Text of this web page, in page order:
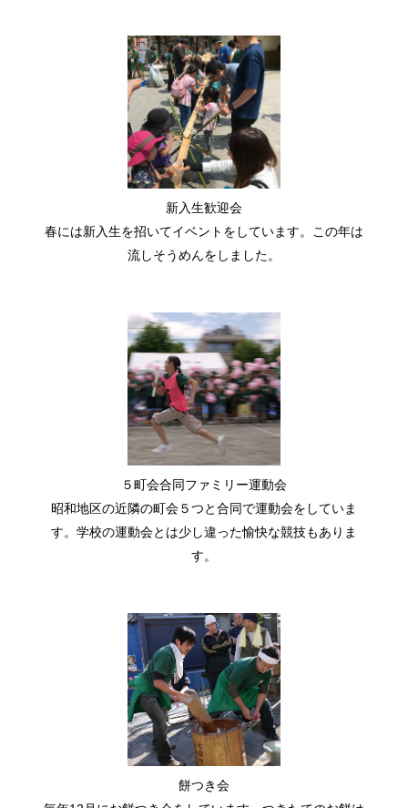
令和5年 氷川神社例大祭 文園町会貸し
半纏申込ページ
が完成しました。お申し込み締め切りは9月8日です。
ご報告遅くなりましたが、先日行われたファミリー運動
会で、文園町会王座奪還！優勝しました！
6月18日（日）には、ファミリー運動会です。お申し込み
絶賛受付中です。今年は、運動会の後、４年ぶりにカレ
今週日曜日（23日）はファミリー運動会です。当日参加
も受け付けていますので、ぜひ会場にお越しください。
本日の例大祭 山車の町内巡行1部、2部、プチ縁日は、
台風接近による大雨が予想されるため、中止といたしま
す。
なお、山車巡行で配布予定だったお菓子を、10:00〜
11:00 昭和区民活動センターにて配布をします。
ファミリー運動会 の参加者募集しています。
貸し半纏の「小若」サイズの貸し出し枚数に達しまし
た。山車巡行は普段着でも構いませんので、ぜひ当日お
越しください。氷川神社例大祭ページへ
新入生歓迎会
春には新入生を招いてイベントをしています。この年は
流しそうめんをしました。
５町会合同ファミリー運動会
昭和地区の近隣の町会５つと合同で運動会をしていま
す。学校の運動会とは少し違った愉快な競技もありま
す。
餅つき会